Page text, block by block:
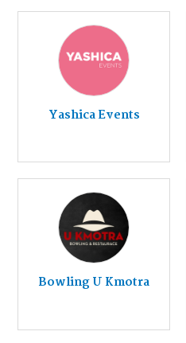
Yashica Events
Bowling U Kmotra